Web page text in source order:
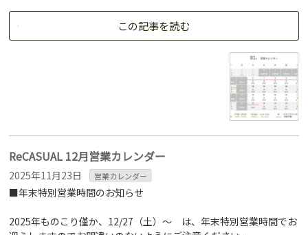
この記事を読む
ReCASUAL 12月営業カレンダー
2025年11月23日 営業カレンダー
■年末特別営業時間のお知らせ
2025年ものこり僅か、12/27（土）～ は、年末特別営業時間でお